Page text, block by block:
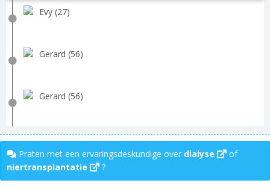
Evy (27)
Gerard (56)
Gerard (56)
Praten met een ervaringsdeskundige over dialyse
of
niertransplantatie
?